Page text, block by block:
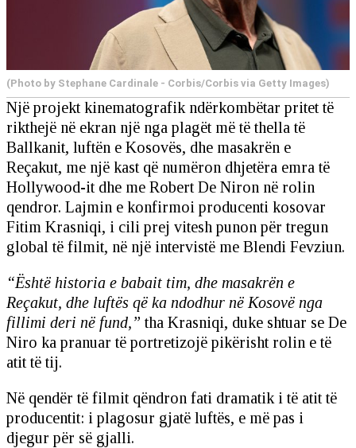
(Photo by Stephane Cardinale - Corbis/Corbis via Getty Images)
Një projekt kinematografik ndërkombëtar pritet të
rikthejë në ekran një nga plagët më të thella të
Ballkanit, luftën e Kosovës, dhe masakrën e
Reçakut, me një kast që numëron dhjetëra emra të
Hollywood-it dhe me Robert De Niron në rolin
qendror. Lajmin e konfirmoi producenti kosovar
Fitim Krasniqi, i cili prej vitesh punon për tregun
global të filmit, në një intervistë me Blendi Fevziun.
“Është historia e babait tim, dhe masakrën e
Reçakut, dhe luftës që ka ndodhur në Kosovë nga
fillimi deri në fund,” tha Krasniqi, duke shtuar se De
Niro ka pranuar të portretizojë pikërisht rolin e të
atit të tij.
Në qendër të filmit qëndron fati dramatik i të atit të
producentit: i plagosur gjatë luftës, e më pas i
djegur për së gjalli.